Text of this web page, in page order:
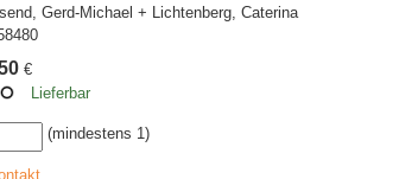
Gerd-Michael + Lichtenberg, Caterina
€
Lieferbar
(mindestens 1)